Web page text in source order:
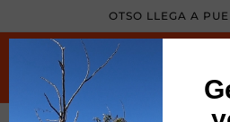
OTSO LLEGA A